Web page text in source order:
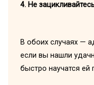
4. Не
В обоих случаях —
если вы нашли
быстро научатся ей